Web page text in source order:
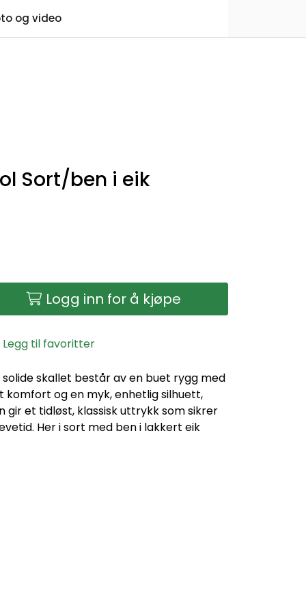
Praktisk informasjon
og video
Sort/ben i eik
Logg inn for å kjøpe
Legg til favoritter
skallet består av en buet rygg med
og en myk, enhetlig silhuett,
et tidløst, klassisk uttrykk som sikrer
Her i sort med ben i lakkert eik